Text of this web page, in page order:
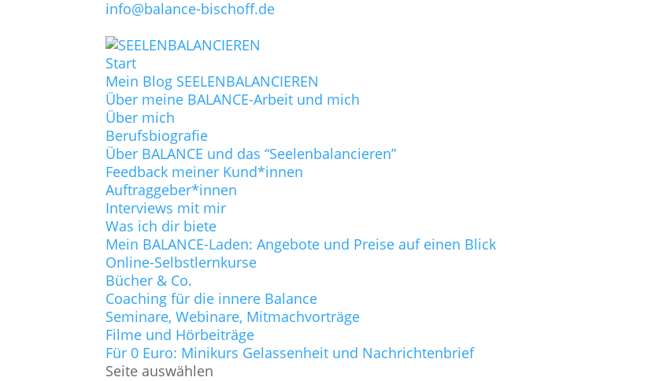
info@balance-bischoff.de
Start
Mein Blog SEELENBALANCIEREN
Über meine BALANCE-Arbeit und mich
Über mich
Berufsbiografie
Über BALANCE und das “Seelenbalancieren”
Feedback meiner Kund*innen
Auftraggeber*innen
Interviews mit mir
Was ich dir biete
Mein BALANCE-Laden: Angebote und Preise auf einen Blick
Online-Selbstlernkurse
Bücher & Co.
Coaching für die innere Balance
Seminare, Webinare, Mitmachvorträge
Filme und Hörbeiträge
Für 0 Euro: Minikurs Gelassenheit und Nachrichtenbrief
Seite auswählen